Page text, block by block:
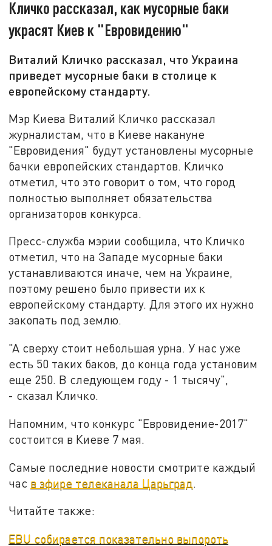
Кличко рассказал, как мусорные баки
украсят Киев к "Евровидению"
Виталий Кличко рассказал, что Украина
приведет мусорные баки в столице к
европейскому стандарту.
Мэр Киева Виталий Кличко рассказал
журналистам, что в Киеве накануне
"Евровидения" будут установлены мусорные
бачки европейских стандартов. Кличко
отметил, что это говорит о том, что город
полностью выполняет обязательства
организаторов конкурса.
Пресс-служба мэрии сообщила, что Кличко
отметил, что на Западе мусорные баки
устанавливаются иначе, чем на Украине,
поэтому решено было привести их к
европейскому стандарту. Для этого их нужно
закопать под землю.
"А сверху стоит небольшая урна. У нас уже
есть 50 таких баков, до конца года установим
еще 250. В следующем году - 1 тысячу",
- сказал Кличко.
Напомним, что конкурс "Евровидение-2017"
состоится в Киеве 7 мая.
Самые последние новости смотрите каждый
час в эфире телеканала Царьград
Читайте также:
EBU собирается показательно выпороть